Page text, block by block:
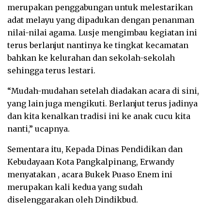
merupakan penggabungan untuk melestarikan
adat melayu yang dipadukan dengan penanman
nilai-nilai agama. Lusje mengimbau kegiatan ini
terus berlanjut nantinya ke tingkat kecamatan
bahkan ke kelurahan dan sekolah-sekolah
sehingga terus lestari.
“Mudah-mudahan setelah diadakan acara di sini,
yang lain juga mengikuti. Berlanjut terus jadinya
dan kita kenalkan tradisi ini ke anak cucu kita
nanti,” ucapnya.
Sementara itu, Kepada Dinas Pendidikan dan
Kebudayaan Kota Pangkalpinang, Erwandy
menyatakan , acara Bukek Puaso Enem ini
merupakan kali kedua yang sudah
diselenggarakan oleh Dindikbud.